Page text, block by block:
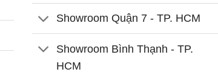
Showroom Quận 7 - TP. HCM
Showroom Bình Thạnh - TP.
HCM